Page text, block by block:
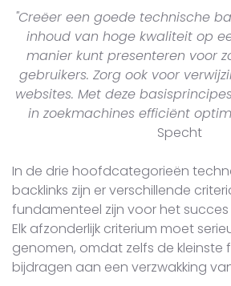
"Creëer een goede technische
inhoud van hoge kwaliteit op
manier kunt presenteren voor
gebruikers. Zorg ook voor
websites. Met deze
in zoekmachines efficiënt
Specht
In de drie hoofdcategorieën
backlinks zijn er verschillende
fundamenteel zijn voor het
Elk afzonderlijk criterium moet
genomen, omdat zelfs de kleinste
bijdragen aan een verzwakking